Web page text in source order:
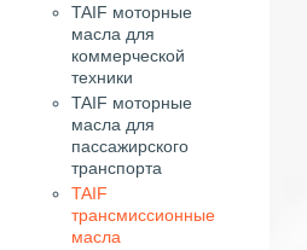
TAIF моторные
масла для
коммерческой
техники
TAIF моторные
масла для
пассажирского
транспорта
TAIF
трансмиссионные
масла